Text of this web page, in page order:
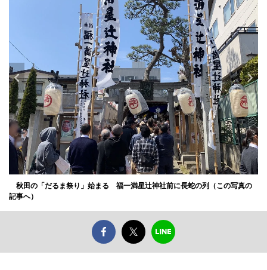
秋田の「だるま祭り」始まる 福一満星辻神社前に長蛇の列（この写真の
記事へ）